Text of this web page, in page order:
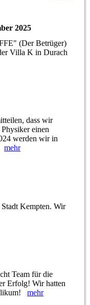
2025
(Der Betrüger)
Villa K in Durach
dass wir
einen
werden wir in
mehr
Kempten. Wir
Team für die
Erfolg! Wir hatten
mehr